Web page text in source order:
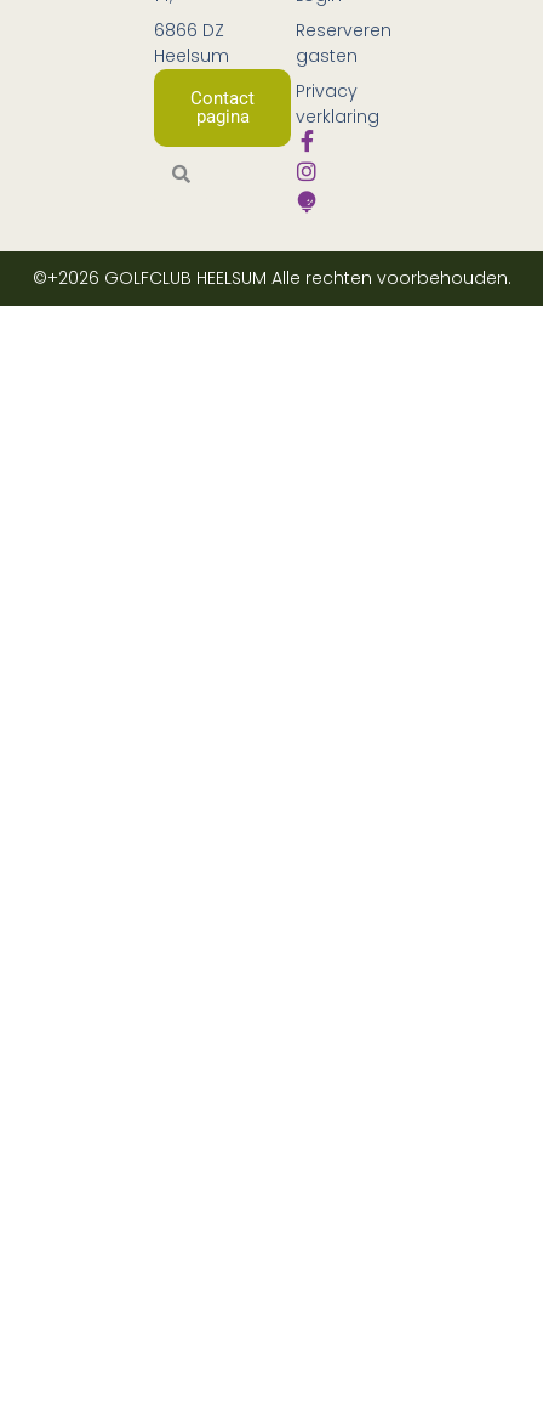
6866 DZ
Heelsum
Contact
pagina
Reserveren
gasten
Privacy
verklaring
©+2026 GOLFCLUB HEELSUM Alle rechten voorbehouden.